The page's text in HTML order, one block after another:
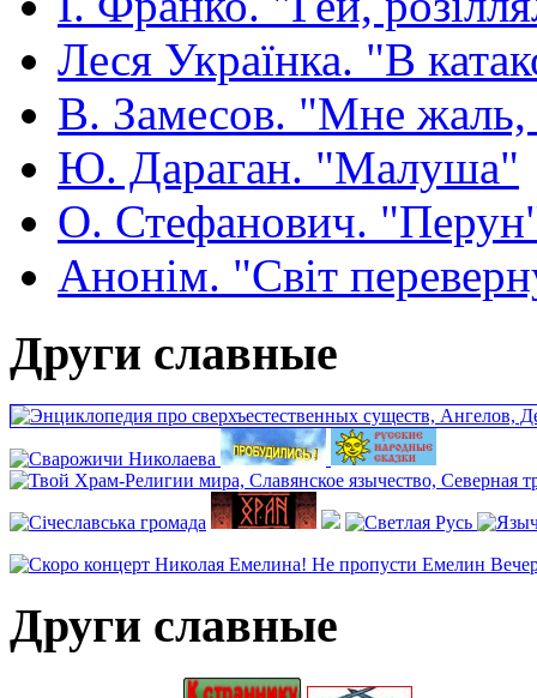
Леся Українка. "В
В. Замесов. "Мне жаль,
Ю. Дараган. "Малуша"
О. Стефанович.
Анонім. "Світ
Други славные
Други славные